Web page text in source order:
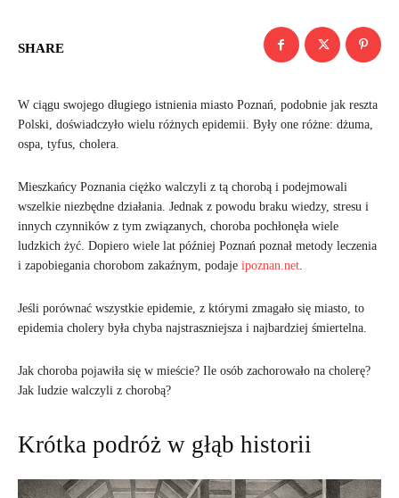
SHARE
W ciągu swojego długiego istnienia miasto Poznań, podobnie jak reszta
Polski, doświadczyło wielu różnych epidemii. Były one różne: dżuma,
ospa, tyfus, cholera.
Mieszkańcy Poznania ciężko walczyli z tą chorobą i podejmowali
wszelkie niezbędne działania. Jednak z powodu braku wiedzy, stresu i
innych czynników z tym związanych, choroba pochłonęła wiele
ludzkich żyć. Dopiero wiele lat później Poznań poznał metody leczenia
i zapobiegania chorobom zakaźnym, podaje ipoznan.net.
Jeśli porównać wszystkie epidemie, z którymi zmagało się miasto, to
epidemia cholery była chyba najstraszniejsza i najbardziej śmiertelna.
Jak choroba pojawiła się w mieście? Ile osób zachorowało na cholerę?
Jak ludzie walczyli z chorobą?
Krótka podróż w głąb historii